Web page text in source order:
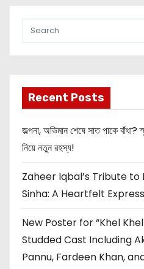
Recent Posts
জল্পনা, অভিমান শেষে সাত পাকে বাঁধা?
নিয়ে নতুন রহস্য!
Zaheer Iqbal’s Tribute
Sinha: A Heartfelt
New Poster for “Khel
Studded Cast Including
Pannu, Fardeen Khan,